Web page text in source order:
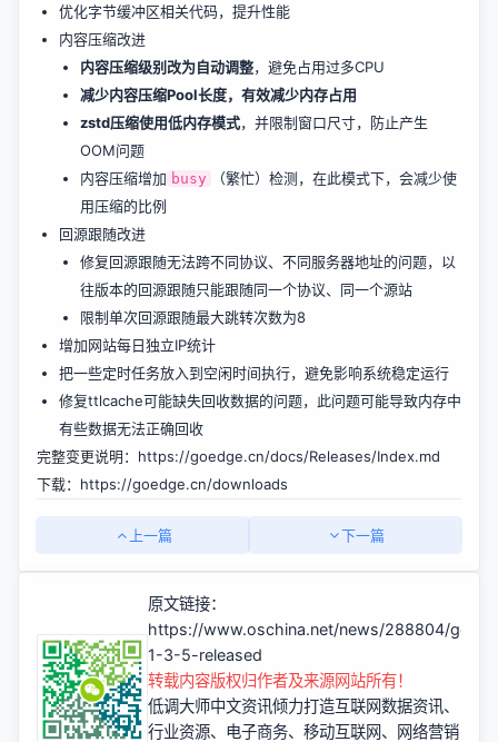
优化字节缓冲区相关代码，提升性能
内容压缩改进
内容压缩级别改为自动调整，避免占用过多CPU
减少内容压缩Pool长度，有效减少内存占用
zstd压缩使用低内存模式，并限制窗口尺寸，防止产生
OOM问题
内容压缩增加 busy
（繁忙）检测，在此模式下，会减少使
用压缩的比例
回源跟随改进
修复回源跟随无法跨不同协议、不同服务器地址的问题，以
往版本的回源跟随只能跟随同一个协议、同一个源站
限制单次回源跟随最大跳转次数为8
增加网站每日独立IP统计
把一些定时任务放入到空闲时间执行，避免影响系统稳定运行
修复ttlcache可能缺失回收数据的问题，此问题可能导致内存中
有些数据无法正确回收
完整变更说明： https://goedge.cn/docs/Releases/Index.md
下载： https://goedge.cn/downloads
上一篇 下一篇
原文链接：
https://www.oschina.net/news/288804/
1-3-5-released
转载内容版权归作者及来源网站所有！
低调大师中文资讯倾力打造互联网数据资讯、
行业资源、电子商务、移动互联网、网络营销